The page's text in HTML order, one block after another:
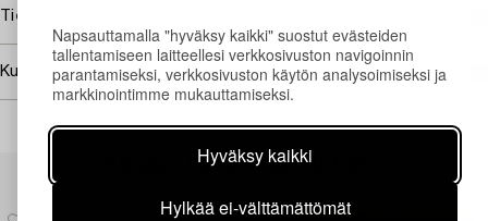
Napsauttamalla "hyväksy kaikki" suostut evästeiden
tallentamiseen laitteellesi verkkosivuston navigoinnin
parantamiseksi, verkkosivuston käytön analysoimiseksi ja
markkinointimme mukauttamiseksi.
Hyväksy kaikki
Hylkää ei-välttämättömät
Tietoa ostamisesta
Kuvan käyttöoikeudet
Muiden katsomia kohteita